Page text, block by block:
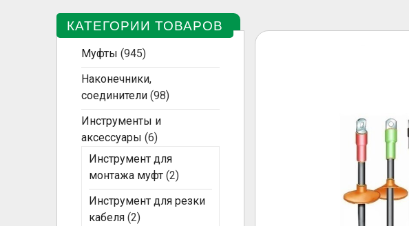
КАТЕГОРИИ ТОВАРОВ
Муфты (945)
Наконечники,
соединители (98)
Инструменты и
аксессуары (6)
Инструмент для
монтажа муфт (2)
Инструмент для резки
кабеля (2)